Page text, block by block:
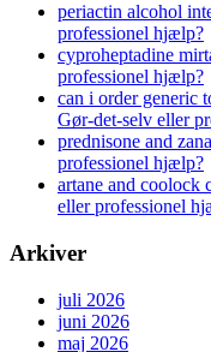
periactin alcohol
professionel hjælp?
cyproheptadine
professionel hjælp?
can i order generic
Gør-det-selv eller
prednisone and
professionel hjælp?
artane and coolock
eller professionel
Arkiver
juli 2026
juni 2026
maj 2026